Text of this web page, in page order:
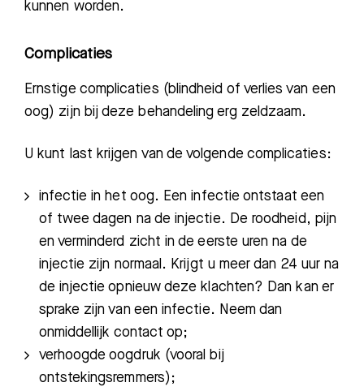
kunnen worden.
Complicaties
Ernstige complicaties (blindheid of verlies van een
oog) zijn bij deze behandeling erg zeldzaam.
U kunt last krijgen van de volgende complicaties:
infectie in het oog. Een infectie ontstaat een
of twee dagen na de injectie. De roodheid, pijn
en verminderd zicht in de eerste uren na de
injectie zijn normaal. Krijgt umeer dan 24 uur na
de injectieopnieuw deze klachten? Dan kan er
sprake zijn van een infectie. Neem dan
onmiddellijk contact op;
verhoogde oogdruk (vooral bij
ontstekingsremmers);